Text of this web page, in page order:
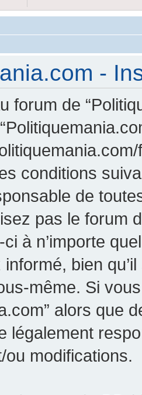
-
forum de
conditions
de
pas le forum
à n’importe
bien
même. Si
alors que
légalement
ou modifications.